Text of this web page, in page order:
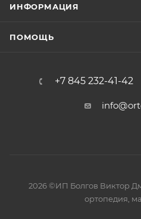
ИНФОРМАЦИЯ
ПОМОЩЬ
+7 845 232-41-42
2026 ©ИП Болгов Виктор
ортопедия,